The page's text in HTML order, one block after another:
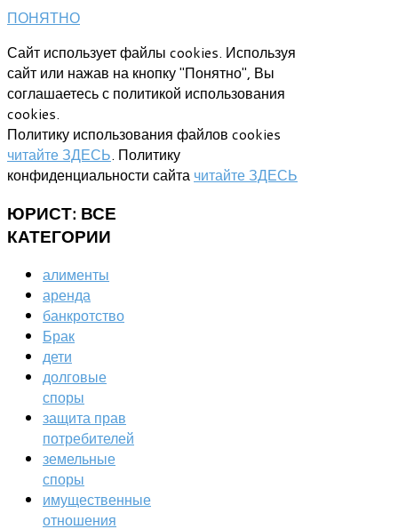
ПОНЯТНО
Сайт использует файлы cookies. Используя
сайт или нажав на кнопку "Понятно", Вы
соглашаетесь с политикой использования
cookies.
Политику использования файлов cookies
читайте ЗДЕСЬ. Политику
конфиденциальности сайта читайте ЗДЕСЬ
ЮРИСТ: ВСЕ
КАТЕГОРИИ
алименты
аренда
банкротство
Брак
дети
долговые
споры
защита прав
потребителей
земельные
споры
имущественные
отношения